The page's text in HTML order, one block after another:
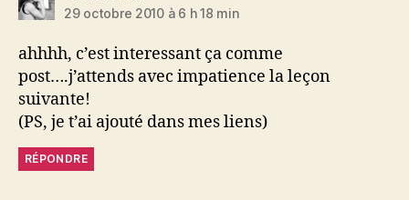
29 octobre 2010 à 6 h 18 min
ahhhh, c’est interessant ça comme
post….j’attends avec impatience la leçon
suivante!
(PS, je t’ai ajouté dans mes liens)
RÉPONDRE